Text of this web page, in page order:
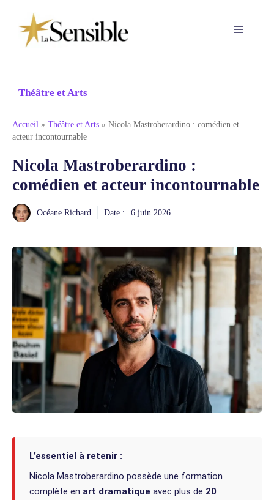
contenu
Menu
Théâtre et Arts
Accueil » Théâtre et Arts » Nicola Mastroberardino : comédien et
acteur incontournable
Nicola Mastroberardino :
comédien et acteur incontournable
Océane Richard Date : 6 juin 2026
L’essentiel à retenir :
Nicola Mastroberardino possède une formation
complète en art dramatique avec plus de 20